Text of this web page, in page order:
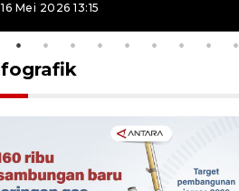
16 Mei 2026 13:15